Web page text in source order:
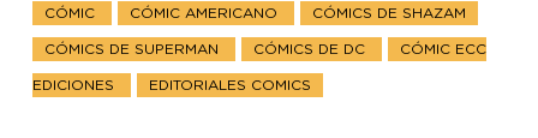
CÓMIC CÓMIC AMERICANO CÓMICS DE SHAZAM
CÓMICS DE SUPERMAN CÓMICS DE DC CÓMIC ECC
EDICIONES EDITORIALES COMICS